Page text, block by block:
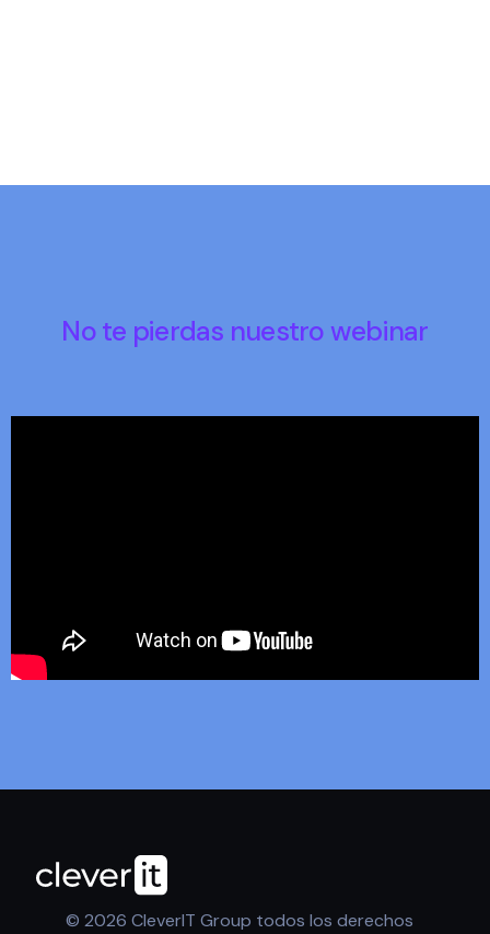
No te pierdas nuestro webinar
© 2026 CleverIT Group todos los derechos